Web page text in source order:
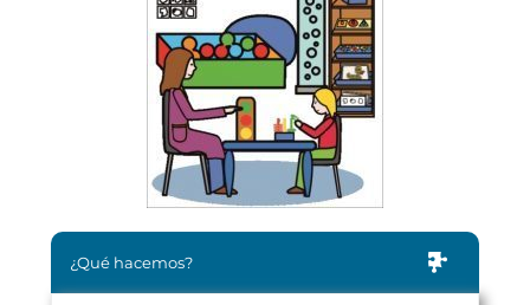
¿Qué hacemos?